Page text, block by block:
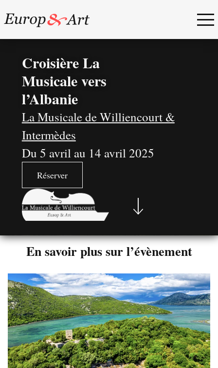
Croisière La
Musicale vers
l’Albanie
La Musicale de Williencourt &
Intermèdes
Du 5 avril au 14 avril 2025
Réserver
En savoir plus sur l’évènement